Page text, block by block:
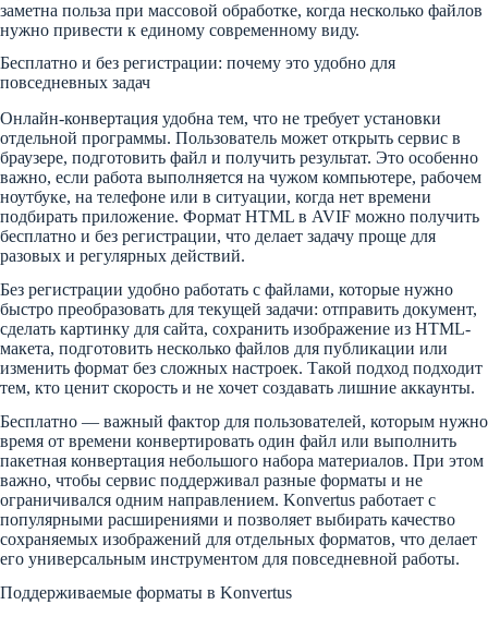
заметна польза при массовой обработке, когда несколько файлов
нужно привести к единому современному виду.
Бесплатно и без регистрации: почему это удобно для
повседневных задач
Онлайн-конвертация удобна тем, что не требует установки
отдельной программы. Пользователь может открыть сервис в
браузере, подготовить файл и получить результат. Это особенно
важно, если работа выполняется на чужом компьютере, рабочем
ноутбуке, на телефоне или в ситуации, когда нет времени
подбирать приложение. Формат HTML в AVIF можно получить
бесплатно и без регистрации, что делает задачу проще для
разовых и регулярных действий.
Без регистрации удобно работать с файлами, которые нужно
быстро преобразовать для текущей задачи: отправить документ,
сделать картинку для сайта, сохранить изображение из HTML-
макета, подготовить несколько файлов для публикации или
изменить формат без сложных настроек. Такой подход подходит
тем, кто ценит скорость и не хочет создавать лишние аккаунты.
Бесплатно — важный фактор для пользователей, которым нужно
время от времени конвертировать один файл или выполнить
пакетная конвертация небольшого набора материалов. При этом
важно, чтобы сервис поддерживал разные форматы и не
ограничивался одним направлением. Konvertus работает с
популярными расширениями и позволяет выбирать качество
сохраняемых изображений для отдельных форматов, что делает
его универсальным инструментом для повседневной работы.
Поддерживаемые форматы в Konvertus